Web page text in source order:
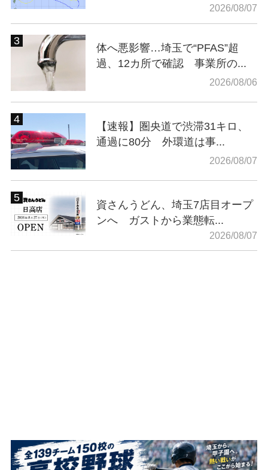
2026/08/07
体へ悪影響…埼玉で“PFAS”超
過、12カ所で確認 事業所の...
2026/08/06
【速報】圏央道で渋滞31キロ、
通過に80分 外環道は事...
2026/08/07
資さんうどん、埼玉7店目オープ
ンへ ガストから業態転...
2026/08/07